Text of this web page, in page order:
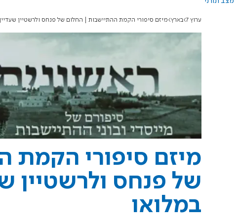
ערוץ 7 בארץ מיזם סיפורי הקמת ההתיישבות | החלום של פנחס ולרשטיין
מיזם סיפורי הקמת
של פנחס ולרשטיין
במלואו